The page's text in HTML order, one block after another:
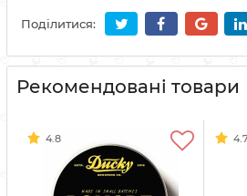
Поділитися:
Рекомендовані товари
4.8 4.7